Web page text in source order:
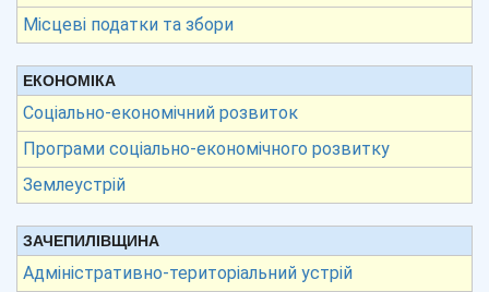
Місцеві податки та збори
ЕКОНОМІКА
Соціально-економічний розвиток
Програми соціально-економічного розвитку
Землеустрій
ЗАЧЕПИЛІВЩИНА
Адміністративно-територіальний устрій